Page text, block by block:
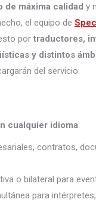
de máxima calidad y
el equipo de
por traductores,
y distintos
del servicio.
cualquier idioma:
contratos,
o bilateral para
para